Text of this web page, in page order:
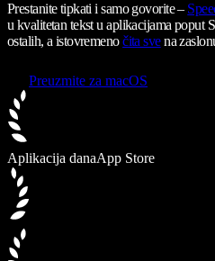
Prestanite tipkati i samo govorite –
u kvalitetan tekst u aplikacijama poput
ostalih, a istovremenočita svena
Preuzmite za macOS
Aplikacija danaApp Store